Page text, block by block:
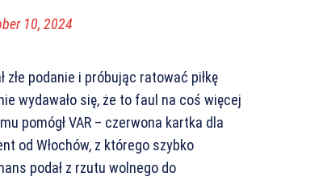
10, 2024
podanie i próbując ratować piłkę
wydawało się, że to faul na coś więcej
pomógł VAR – czerwona kartka dla
od Włochów, z którego szybko
podał z rzutu wolnego do